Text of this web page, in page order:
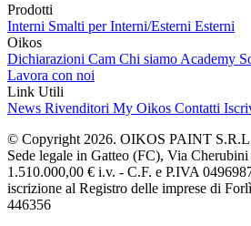
Prodotti
Interni Smalti per Interni/Esterni Esterni
Oikos
Dichiarazioni Cam Chi siamo Academy
Lavora con noi
Link Utili
News Rivenditori My Oikos Contatti
© Copyright 2026. OIKOS PAINT
Sede legale in Gatteo (FC), Via
1.510.000,00 € i.v. - C.F. e P.IVA
iscrizione al Registro delle imprese di
446356